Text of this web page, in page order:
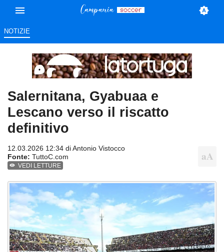
NOTIZIE
Salernitana, Gyabuaa e
Lescano verso il riscatto
definitivo
12.03.2026 12:34 diAntonio Vistocco
Fonte: TuttoC.com
VEDI LETTURE